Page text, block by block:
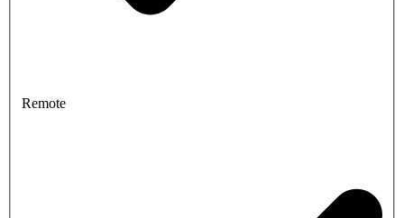
Remote